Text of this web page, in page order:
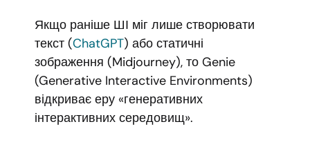
Якщо раніше ШІ міг лише створювати
текст (ChatGPT) або статичні
зображення (Midjourney), то Genie
(Generative Interactive Environments)
відкриває еру «генеративних
інтерактивних середовищ».